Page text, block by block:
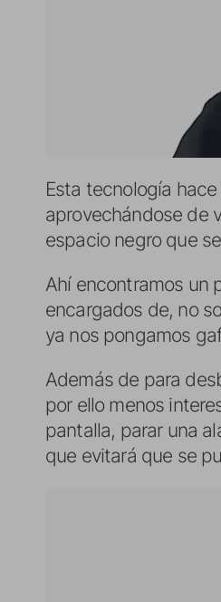
Esta tecnología
aprovechándose de
espacio negro que
Ahí encontramos un
encargados de, no
ya nos pongamos
Además de para
por ello menos
pantalla, parar una
que evitará que se